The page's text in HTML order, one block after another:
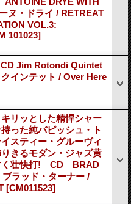
ヌ・ドライ / RETREAT
VOL.3:
101023]
CD Jim Rotondi Quintet
インテット / Over Here
リッとした精悍シャー
った純バピッシュ・ト
スティー・グルーヴィ
きるモダン・ジャズ黄
く壮快打! CD BRAD
ラッド・ターナー /
[CM011523]